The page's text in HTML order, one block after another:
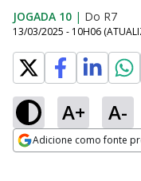
JOGADA 10 | Do R7
13/03/2025 - 10H06
A+ A-
Adicione como fonte